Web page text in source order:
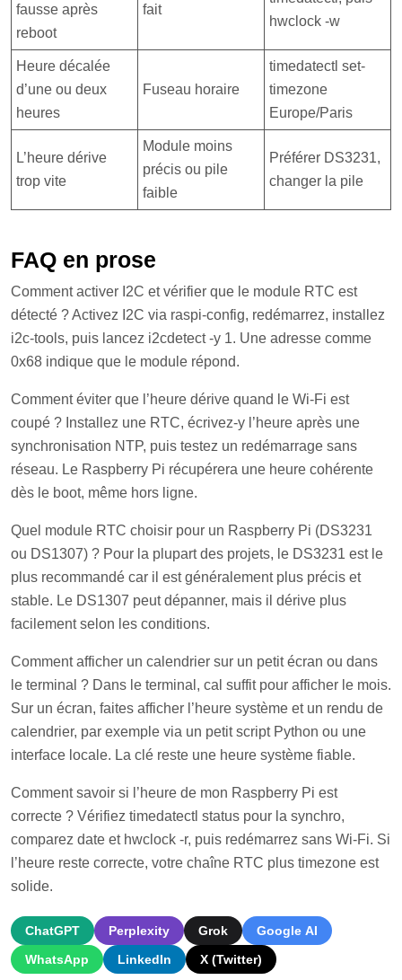
fausse après
reboot
fait
hwclock -w
Heure décalée
d’une ou deux
heures
Fuseau horaire
timedatectl set-
timezone
Europe/Paris
L’heure dérive
trop vite
Module moins
précis ou pile
faible
Préférer DS3231,
changer la pile
FAQ en prose
Comment activer I2C et vérifier que le module RTC est
détecté ? Activez I2C via raspi-config, redémarrez, installez
i2c-tools, puis lancez i2cdetect -y 1. Une adresse comme
0x68 indique que le module répond.
Comment éviter que l’heure dérive quand le Wi-Fi est
coupé ? Installez une RTC, écrivez-y l’heure après une
synchronisation NTP, puis testez un redémarrage sans
réseau. Le Raspberry Pi récupérera une heure cohérente
dès le boot, même hors ligne.
Quel module RTC choisir pour un Raspberry Pi (DS3231
ou DS1307) ? Pour la plupart des projets, le DS3231 est le
plus recommandé car il est généralement plus précis et
stable. Le DS1307 peut dépanner, mais il dérive plus
facilement selon les conditions.
Comment afficher un calendrier sur un petit écran ou dans
le terminal ? Dans le terminal, cal suffit pour afficher le mois.
Sur un écran, faites afficher l’heure système et un rendu de
calendrier, par exemple via un petit script Python ou une
interface locale. La clé reste une heure système fiable.
Comment savoir si l’heure de mon Raspberry Pi est
correcte ? Vérifiez timedatectl status pour la synchro,
comparez date et hwclock -r, puis redémarrez sans Wi-Fi. Si
l’heure reste correcte, votre chaîne RTC plus timezone est
solide.
ChatGPT Perplexity Grok
Google AI
WhatsApp
LinkedIn X (Twitter)